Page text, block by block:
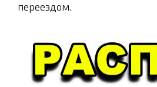
переездом.